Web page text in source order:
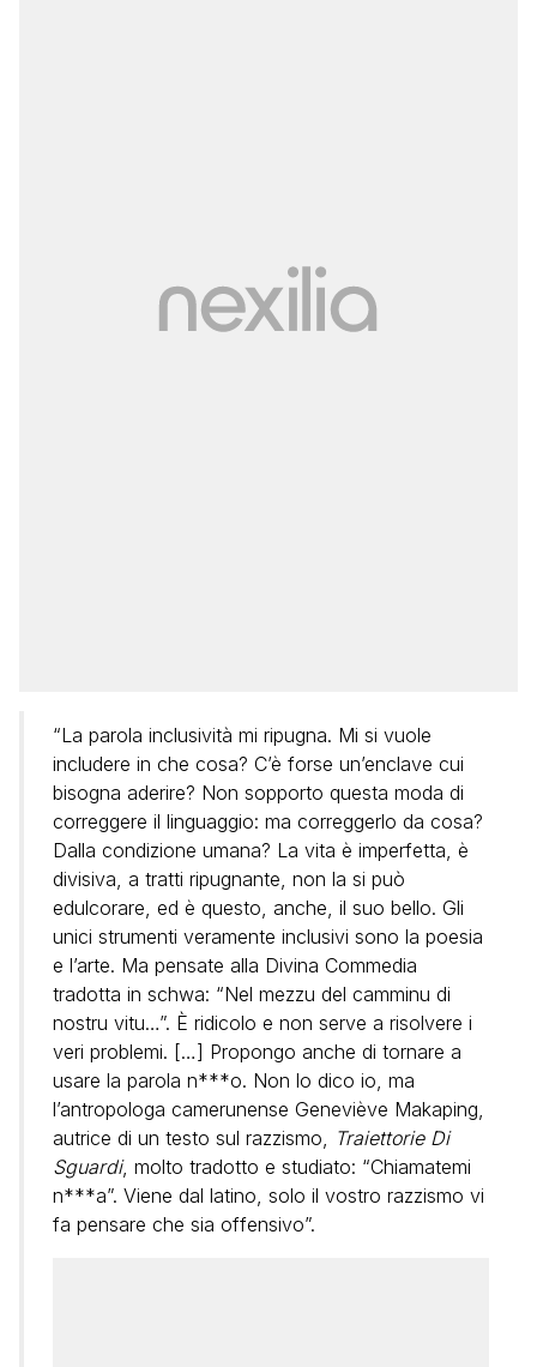
“La parola inclusività mi ripugna. Mi si vuole
includere in che cosa? C’è forse un’enclave cui
bisogna aderire? Non sopporto questa moda di
correggere il linguaggio: ma correggerlo da cosa?
Dalla condizione umana? La vita è imperfetta, è
divisiva, a tratti ripugnante, non la si può
edulcorare, ed è questo, anche, il suo bello. Gli
unici strumenti veramente inclusivi sono la poesia
e l’arte. Ma pensate alla Divina Commedia
tradotta in schwa: “Nel mezzu del camminu di
nostru vitu…”. È ridicolo e non serve a risolvere i
veri problemi. […] Propongo anche di tornare a
usare la parola n***o. Non lo dico io, ma
l’antropologa camerunense Geneviève Makaping,
autrice di un testo sul razzismo, Traiettorie Di
Sguardi, molto tradotto e studiato: “Chiamatemi
n***a”. Viene dal latino, solo il vostro razzismo vi
fa pensare che sia offensivo”.